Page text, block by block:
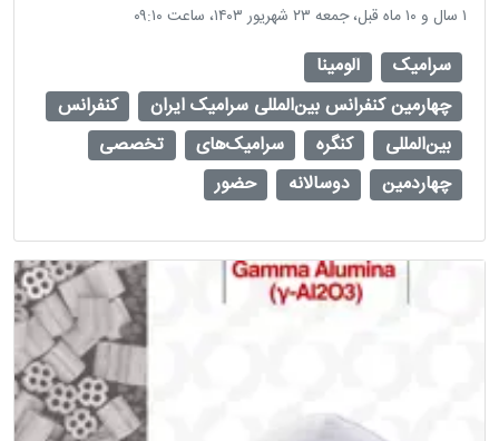
‫۱ سال و ۱۰ ماه قبل، جمعه ۲۳ شهریور ۱۴۰۳، ساعت ۰۹:۱۰
سرامیک
آلومینا
چهارمین کنفرانس بین‌المللی سرامیک ایران
کنفرانس
بین‌المللی
کنگره سرامیک‌های
تخصصی
چهاردمین
دوسالانه حضور